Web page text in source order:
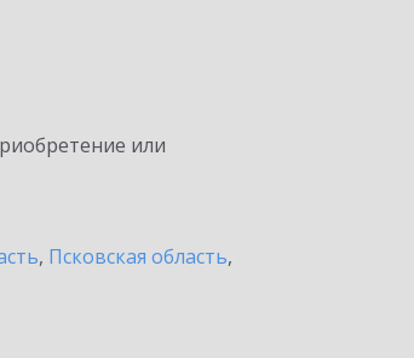
или
, Псковская область,